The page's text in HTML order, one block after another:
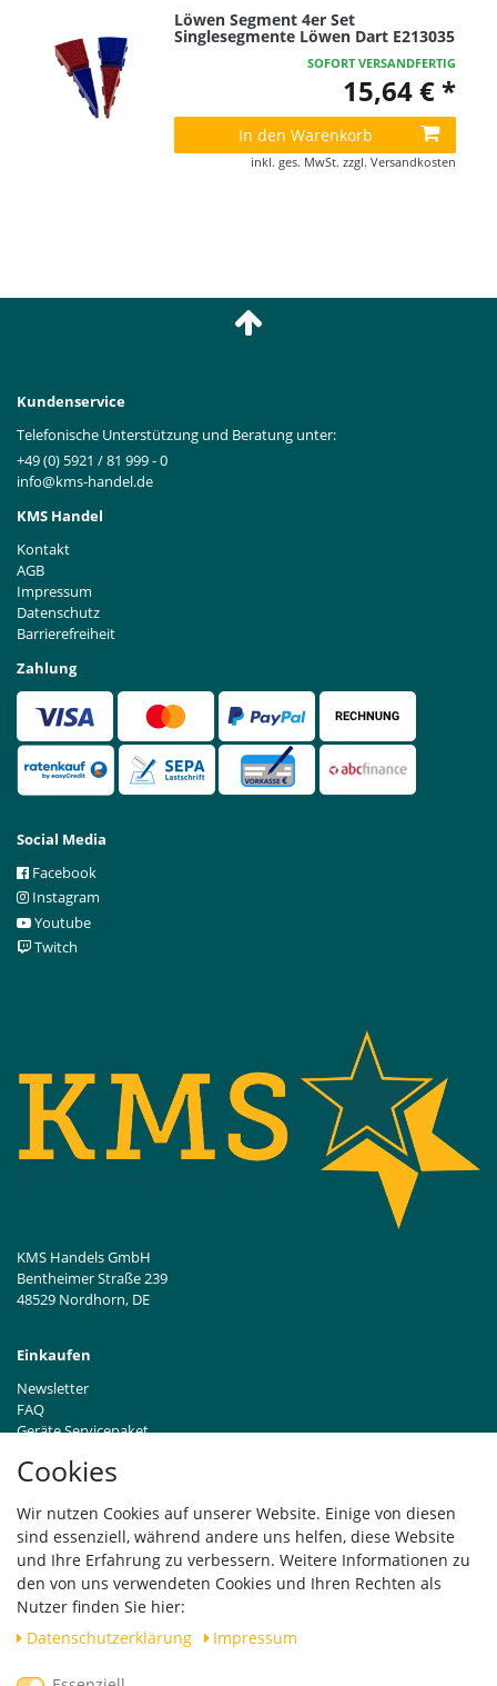
Cookies
Wir nutzen Cookies auf unserer Website. Einige von diesen
sind essenziell, während andere uns helfen, diese Website
und Ihre Erfahrung zu verbessern. Weitere Informationen zu
den von uns verwendeten Cookies und Ihren Rechten als
Nutzer finden Sie hier:
Daten­schutz­erklärung
Impressum
Löwen Segment 4er Set
Singlesegmente Löwen Dart E213035
SOFORT VERSANDFERTIG
15,64 € *
In den Warenkorb
inkl. ges. MwSt. zzgl. Versandkosten
Kundenservice
Telefonische Unterstützung und Beratung unter:
+49 (0) 5921 / 81 999 - 0
info@kms-handel.de
KMS Handel
Kontakt
AGB
Impressum
Datenschutz
Barrierefreiheit
Zahlung
Social Media
Facebook
Instagram
Youtube
Twitch
KMS Handels GmbH
Bentheimer Straße 239
48529 Nordhorn, DE
Einkaufen
Newsletter
FAQ
Geräte Servicepaket
Händleranfragen B2B
Widerrufsrecht
Vertrag widerrufen
Versand